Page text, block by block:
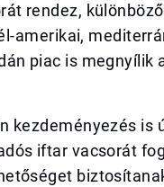
rendez,
amerikai,
piac is megnyílik
kezdeményezés is
iftar vacsorát